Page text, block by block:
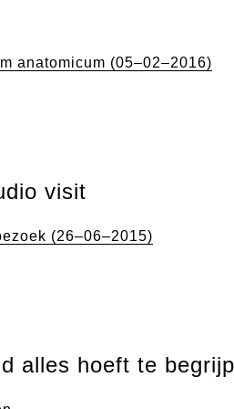
anatomicum (05–02–2016)
visit
(26–06–2015)
alles hoeft te